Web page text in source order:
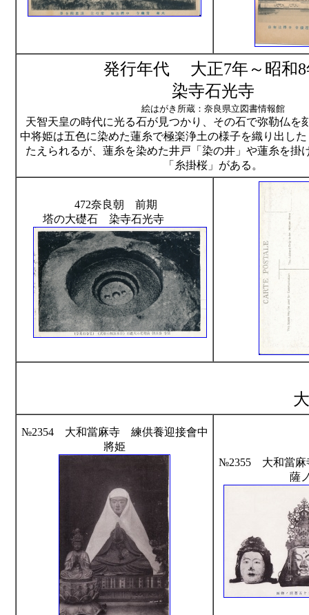
発行年代 大正7年～昭和8
染寺石光寺
絵はがき所蔵：奈良県立図書情報館
天智天皇の時代に光る石が見つかり、その石で弥勒仏を
中将姫は五色に染めた蓮糸で極楽浄土の様子を織り出し
たえられるが、蓮糸を染めた井戸「染の井」や蓮糸を掛
「糸掛桜」がある。
472奈良朝 前期
塔の大礎石 染寺石光寺
№2354 大和當麻寺 練供養迎接會中
將姫
№2355 大和當麻
薩